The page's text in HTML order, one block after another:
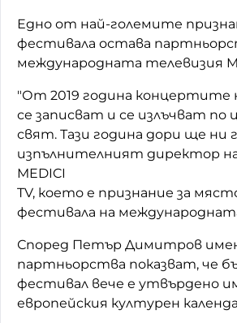
Едно от най-големите
фестивала остава
международната телевизия
"От 2019 година концертите
се записват и се излъчват по
свят. Тази година дори ще ни
изпълнителният директор на
MEDICI
TV, което е признание за
фестивала на
Според Петър Димитров
партньорства показват, че
фестивал вече е утвърдено
европейския културен